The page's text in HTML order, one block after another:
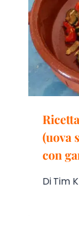
(uova
con
DiTim